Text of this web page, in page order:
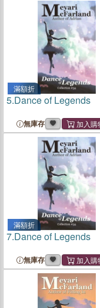
滿額折
5.Dance of Legends
無庫存
滿額折
7.Dance of Legends
無庫存